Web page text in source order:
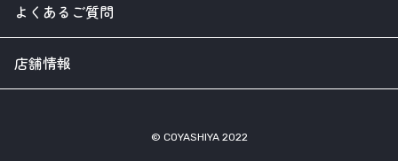
よくあるご質問
店舗情報
© COYASHIYA 2022